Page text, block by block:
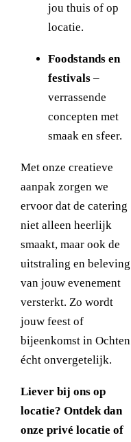
jou thuis of op
locatie.
Foodstands en
festivals –
verrassende
concepten met
smaak en sfeer.
Met onze creatieve
aanpak zorgen we
ervoor dat de catering
niet alleen heerlijk
smaakt, maar ook de
uitstraling en beleving
van jouw evenement
versterkt. Zo wordt
jouw feest of
bijeenkomst in Ochten
écht onvergetelijk.
Liever bij ons op
locatie? Ontdek dan
onze privé locatie of